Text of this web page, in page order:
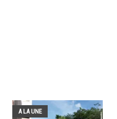
A LA UNE